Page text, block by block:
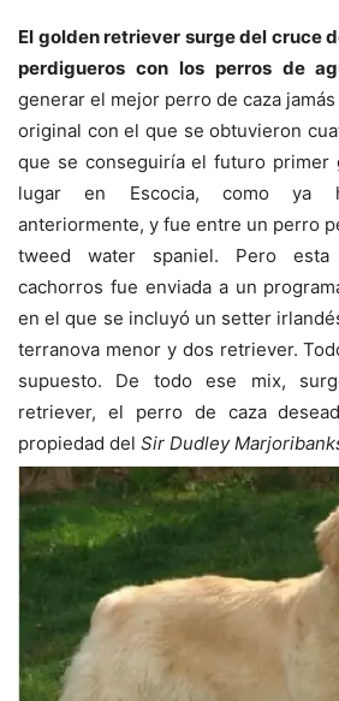
El golden retriever surge del cruce
perdigueros con los perros de
generar el mejor perro de caza
original con el que se obtuvieron
que se conseguiría el futuro primer
lugar en Escocia, como ya
anteriormente, y fue entre un perro
tweed water spaniel. Pero esta
cachorros fue enviada a un
en el que se incluyó un setter
terranova menor y dos retriever.
supuesto. De todo ese mix,
retriever, el perro de caza
propiedad del Sir Dudley